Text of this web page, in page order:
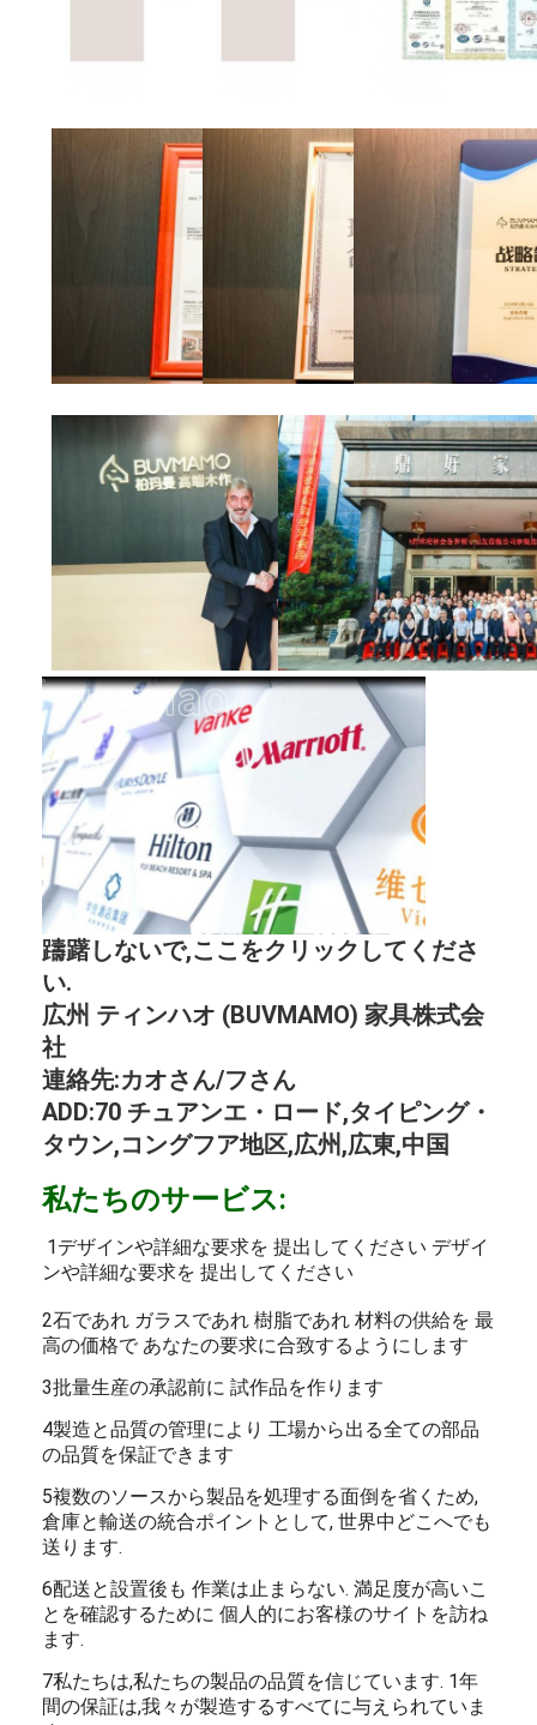
躊躇しないで,ここをクリックしてくださ
い.
広州 ティンハオ (BUVMAMO) 家具株式会
社
連絡先:カオさん/フさん
ADD:70 チュアンエ・ロード,タイピング・
タウン,コングフア地区,広州,広東,中国
私たちのサービス:
1デザインや詳細な要求を 提出してください デザイ
ンや詳細な要求を 提出してください
2石であれ ガラスであれ 樹脂であれ 材料の供給を 最
高の価格で あなたの要求に合致するようにします
3批量生産の承認前に 試作品を作ります
4製造と品質の管理により 工場から出る全ての部品
の品質を保証できます
5複数のソースから製品を処理する面倒を省くため,
倉庫と輸送の統合ポイントとして, 世界中どこへでも
送ります.
6配送と設置後も 作業は止まらない. 満足度が高いこ
とを確認するために 個人的にお客様のサイトを訪ね
ます.
7私たちは,私たちの製品の品質を信じています. 1年
間の保証は,我々が製造するすべてに与えられていま